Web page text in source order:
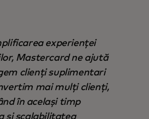
experienței
Mastercard ne ajută
clienți suplimentari
mai mulți clienți,
în același timp
și scalabilitatea